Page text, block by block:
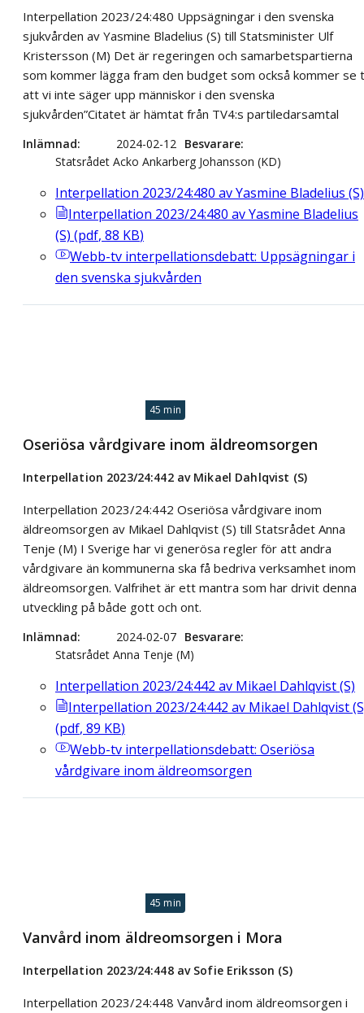
Interpellation 2023/24:480 Uppsägningar i den svenska
sjukvården av Yasmine Bladelius (S) till Statsminister Ulf
Kristersson (M) Det är regeringen och samarbetspartierna
som kommer lägga fram den budget som också kommer se
att vi inte säger upp människor i den svenska
sjukvården”Citatet är hämtat från TV4:s partiledarsamtal
Inlämnad 2024-02-12 Besvarare
Statsrådet Acko Ankarberg Johansson (KD)
Interpellation 2023/24:480 av Yasmine Bladelius (S)
Interpellation 2023/24:480 av Yasmine Bladelius
(S) (pdf, 88 KB)
Webb-tv interpellationsdebatt: Uppsägningar i
den svenska sjukvården
45 min
Oseriösa vårdgivare inom äldreomsorgen
Interpellation 2023/24:442 av Mikael Dahlqvist (S)
Interpellation 2023/24:442 Oseriösa vårdgivare inom
äldreomsorgen av Mikael Dahlqvist (S) till Statsrådet Anna
Tenje (M) I Sverige har vi generösa regler för att andra
vårdgivare än kommunerna ska få bedriva verksamhet inom
äldreomsorgen. Valfrihet är ett mantra som har drivit denna
utveckling på både gott och ont.
Inlämnad 2024-02-07 Besvarare
Statsrådet Anna Tenje (M)
Interpellation 2023/24:442 av Mikael Dahlqvist (S)
Interpellation 2023/24:442 av Mikael Dahlqvist
(pdf, 89 KB)
Webb-tv interpellationsdebatt: Oseriösa
vårdgivare inom äldreomsorgen
45 min
Vanvård inom äldreomsorgen i Mora
Interpellation 2023/24:448 av Sofie Eriksson (S)
Interpellation 2023/24:448 Vanvård inom äldreomsorgen i